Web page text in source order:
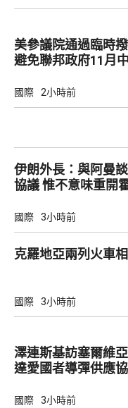
美參議院通過臨時
避免聯邦政府11月
國際 2小時前
伊朗外長：與阿曼
協議 惟不意味重開
國際 3小時前
克羅地亞兩列火車
國際 3小時前
澤連斯基訪塞爾維亞 稱與美
達愛國者導彈供應
國際 3小時前